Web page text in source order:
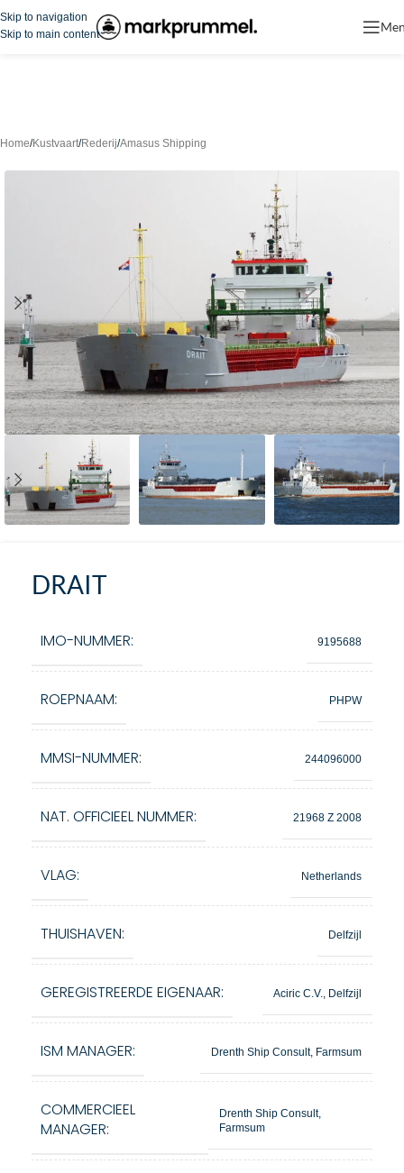
Skip to navigation
Skip to main content
Home/Kustvaart/Rederij/Amasus Shipping
DRAIT
IMO-NUMMER: 9195688
ROEPNAAM: PHPW
MMSI-NUMMER: 244096000
NAT. OFFICIEEL NUMMER: 21968 Z 2008
VLAG: Netherlands
THUISHAVEN: Delfzijl
GEREGISTREERDE EIGENAAR: Aciric C.V., Delfzijl
ISM MANAGER: Drenth Ship Consult, Farmsum
COMMERCIEEL
MANAGER:
Drenth Ship Consult,
Farmsum